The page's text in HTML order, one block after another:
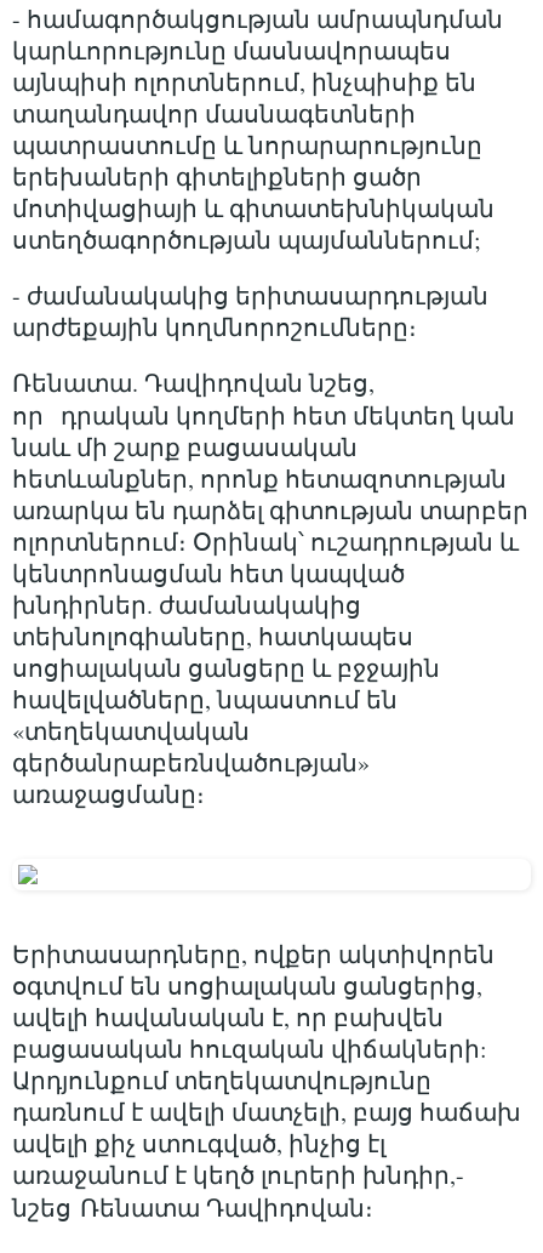
- համագործակցության ամրապնդման
կարևորությունը մասնավորապես
այնպիսի ոլորտներում, ինչպիսիք են
տաղանդավոր մասնագետների
պատրաստումը և նորարարությունը
երեխաների գիտելիքների ցածր
մոտիվացիայի և գիտատեխնիկական
ստեղծագործության պայմաններում;
- ժամանակակից երիտասարդության
արժեքային կողմնորոշումները։
Ռենատա. Դավիդովան նշեց,
որ
դրական կողմերի հետ մեկտեղ կան
նաև մի շարք բացասական
հետևանքներ, որոնք հետազոտության
առարկա են դարձել գիտության տարբեր
ոլորտներում։ Օրինակ՝ ուշադրության և
կենտրոնացման հետ կապված
խնդիրներ. ժամանակակից
տեխնոլոգիաները, հատկապես
սոցիալական ցանցերը և բջջային
հավելվածները, նպաստում են
«տեղեկատվական
գերծանրաբեռնվածության»
առաջացմանը։
Երիտասարդները, ովքեր ակտիվորեն
օգտվում են սոցիալական ցանցերից,
ավելի հավանական է, որ բախվեն
բացասական հուզական վիճակների:
Արդյունքում տեղեկատվությունը
դառնում է ավելի մատչելի, բայց հաճախ
ավելի քիչ ստուգված, ինչից էլ
առաջանում է կեղծ լուրերի խնդիր,-
նշեց Ռենատա Դավիդովան։